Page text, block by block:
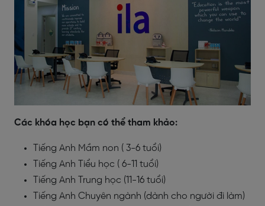
Các khóa học bạn có thể tham khảo:
Tiếng Anh Mầm non ( 3-6 tuổi)
Tiếng Anh Tiểu học ( 6-11 tuổi)
Tiếng Anh Trung học (11-16 tuổi)
Tiếng Anh Chuyên ngành (dành cho người đi làm)